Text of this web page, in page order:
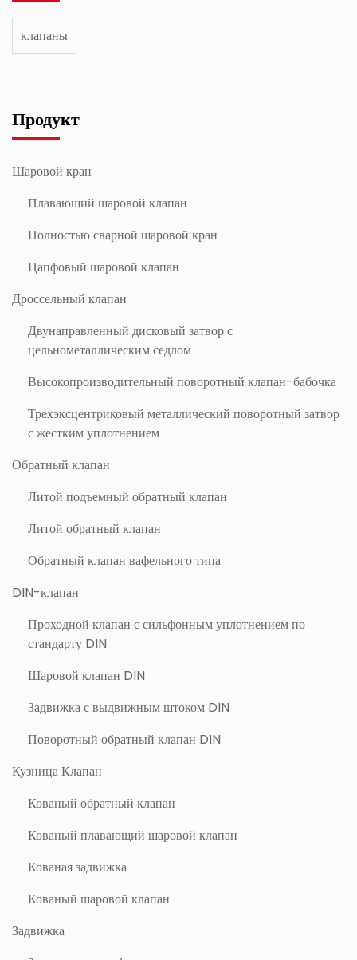
клапаны
Продукт
Шаровой кран
Плавающий шаровой клапан
Полностью сварной шаровой кран
Цапфовый шаровой клапан
Дроссельный клапан
Двунаправленный дисковый затвор с
цельнометаллическим седлом
Высокопроизводительный поворотный клапан-бабочка
Трехэксцентриковый металлический поворотный затвор
с жестким уплотнением
Обратный клапан
Литой подъемный обратный клапан
Литой обратный клапан
Обратный клапан вафельного типа
DIN-клапан
Проходной клапан с сильфонным уплотнением по
стандарту DIN
Шаровой клапан DIN
Задвижка с выдвижным штоком DIN
Поворотный обратный клапан DIN
Кузница Клапан
Кованый обратный клапан
Кованый плавающий шаровой клапан
Кованая задвижка
Кованый шаровой клапан
Задвижка